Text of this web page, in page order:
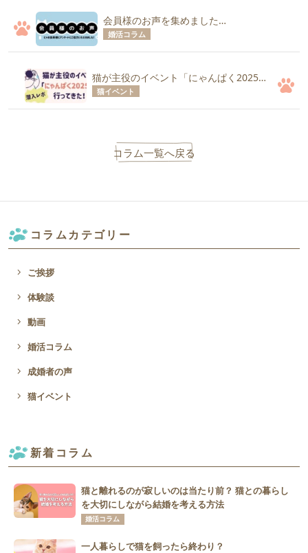
会員様のお声を集めました
婚活コラム
猫が主役のイベント「にゃんぱく2025」に行ってきた！【潜入レポ】
猫イベント
コラム一覧へ戻る
コラムカテゴリー
navigate_next ご挨拶
navigate_next 体験談
navigate_next 動画
navigate_next 婚活コラム
navigate_next 成婚者の声
navigate_next 猫イベント
新着コラム
猫と離れるのが寂しいのは当たり前？ 猫との暮らし
を大切にしながら結婚を考える方法
婚活コラム
一人暮らしで猫を飼ったら終わり？